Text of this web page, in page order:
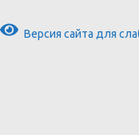
Версия сайта для